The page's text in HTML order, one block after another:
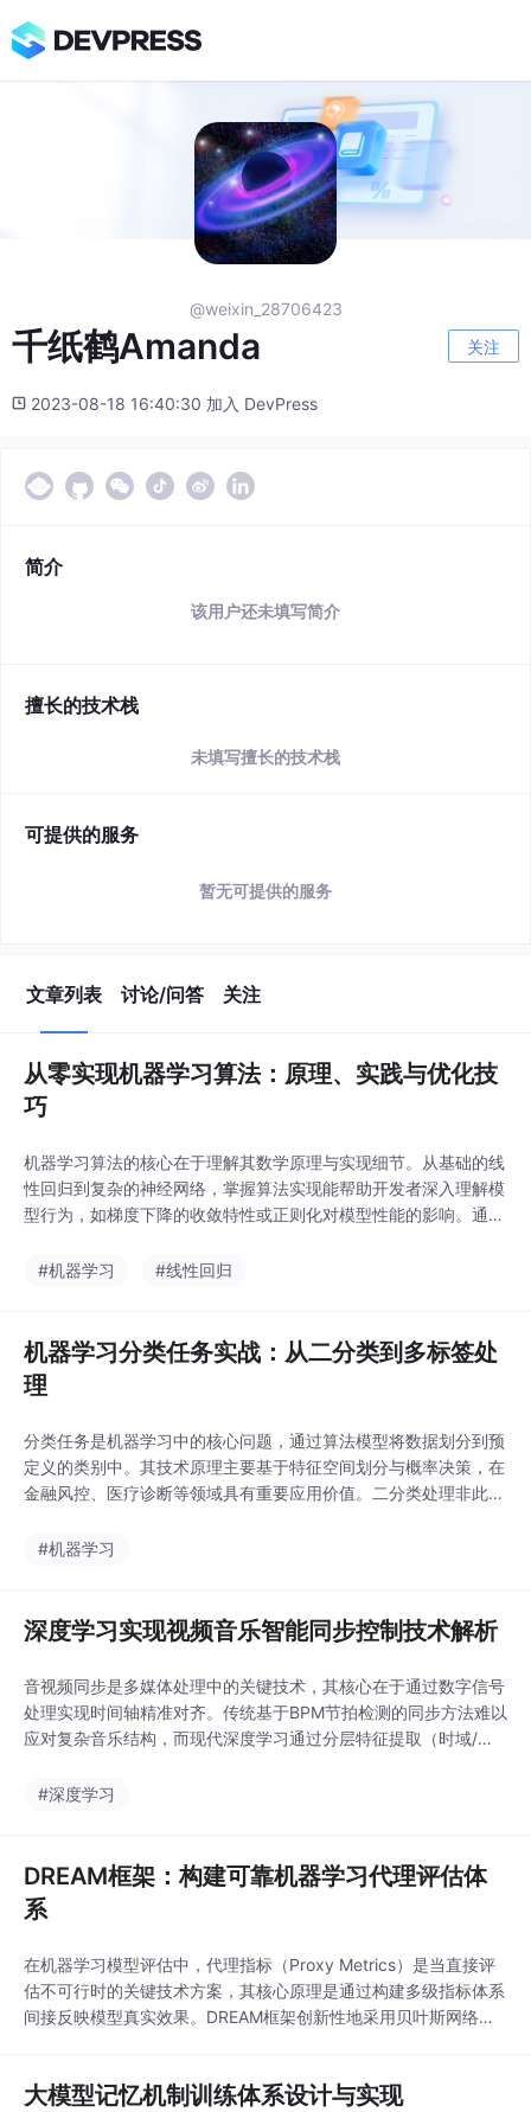
@weixin_28706423
千纸鹤Amanda 关注
2023-08-18 16:40:30 加入 DevPress
简介
该用户还未填写简介
擅长的技术栈
未填写擅长的技术栈
可提供的服务
暂无可提供的服务
文章列表 讨论/问答 关注
从零实现机器学习算法：原理、实践与优化技
巧
机器学习算法的核心在于理解其数学原理与实现细节。从基础的线
性回归到复杂的神经网络，掌握算法实现能帮助开发者深入理解模
型行为，如梯度下降的收敛特性或正则化对模型性能的影响。通过
布和模型选择的直觉，还能解决实际工程中的数值稳定性、性能优
#机器学习 #线性回归
机器学习分类任务实战：从二分类到多标签处
理
分类任务是机器学习中的核心问题，通过算法模型将数据划分到预
定义的类别中。其技术原理主要基于特征空间划分与概率决策，在
金融风控、医疗诊断等领域具有重要应用价值。二分类处理非此即
场景，而多标签分类则能处理样本的多重标签问题。实际工程中需
#机器学习
深度学习实现视频音乐智能同步控制技术解析
音视频同步是多媒体处理中的关键技术，其核心在于通过数字信号
处理实现时间轴精准对齐。传统基于BPM节拍检测的同步方法难以
应对复杂音乐结构，而现代深度学习通过分层特征提取（时域/频
ic Control Net等创新方案采用1D-CNN捕捉节奏特征、ResNet分
#深度学习
DREAM框架：构建可靠机器学习代理评估体
系
在机器学习模型评估中，代理指标（Proxy Metrics）是当直接评
估不可行时的关键技术方案，其核心原理是通过构建多级指标体系
间接反映模型真实效果。DREAM框架创新性地采用贝叶斯网络建
点。该框架特别适用于推荐系统、金融风控等需要平衡模型性能与
大模型记忆机制训练体系设计与实现